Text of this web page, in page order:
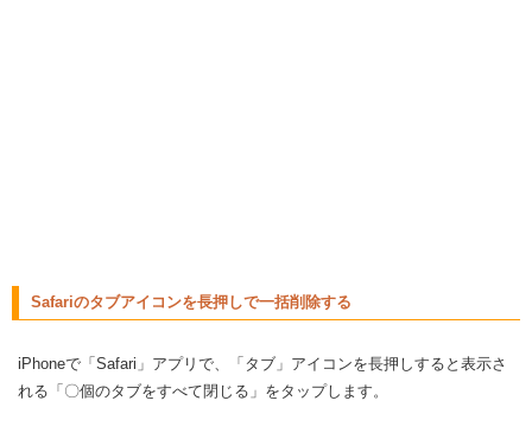
Safariのタブアイコンを長押しで一括削除する
iPhoneで「Safari」アプリで、「タブ」アイコンを長押しすると表示さ
れる「〇個のタブをすべて閉じる」をタップします。